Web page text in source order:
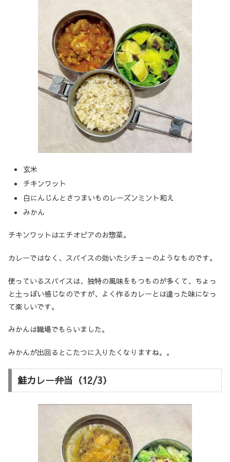
玄米
チキンワット
白にんじんとさつまいものレーズンミント和え
みかん
チキンワットはエチオピアのお惣菜。
カレーではなく、スパイスの効いたシチューのようなものです。
使っているスパイスは、独特の風味をもつものが多くて、ちょっ
と土っぽい感じなのですが、よく作るカレーとは違った味になっ
て楽しいです。
みかんは職場でもらいました。
みかんが出回るとこたつに入りたくなりますね。。
鮭カレー弁当（12/3）